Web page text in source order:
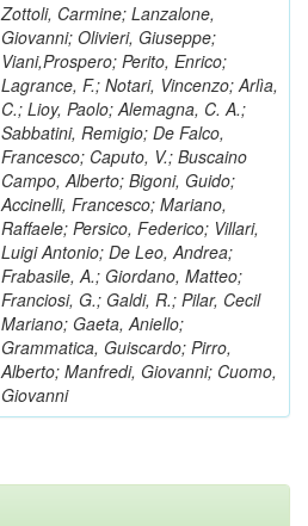
Zottoli, Carmine; Lanzalone,
Giovanni; Olivieri, Giuseppe;
Viani,Prospero; Perito, Enrico;
Lagrance, F.; Notari, Vincenzo; Arlìa,
C.; Lioy, Paolo; Alemagna, C. A.;
Sabbatini, Remigio; De Falco,
Francesco; Caputo, V.; Buscaino
Campo, Alberto; Bigoni, Guido;
Accinelli, Francesco; Mariano,
Raffaele; Persico, Federico; Villari,
Luigi Antonio; De Leo, Andrea;
Frabasile, A.; Giordano, Matteo;
Franciosi, G.; Galdi, R.; Pilar, Cecil
Mariano; Gaeta, Aniello;
Grammatica, Guiscardo; Pirro,
Alberto; Manfredi, Giovanni; Cuomo,
Giovanni